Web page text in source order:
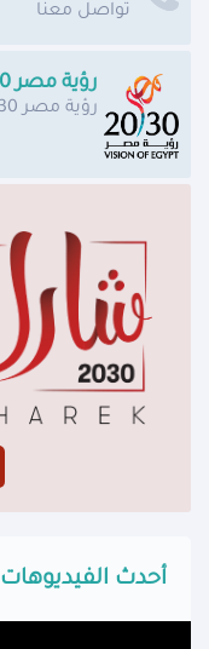
تواصل معنا
رؤية مصر 2030
رؤية مصر 2030
أحدث الفيديوهات